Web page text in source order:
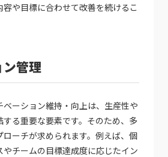
容や目標に合わせて改善を続けるこ
ン管理
ベーション維持・向上は、生産性や
する重要な要素です。そのため、多
ローチが求められます。例えば、個
やチームの目標達成度に応じたイン